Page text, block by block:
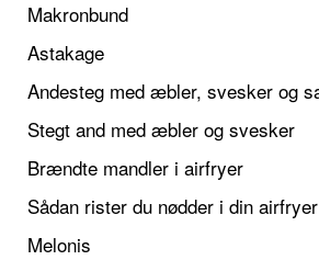
Makronbund
Astakage
Stegt and med æbler og svesker
Brændte mandler i airfryer
Sådan rister du nødder i din airfryer
Melonis